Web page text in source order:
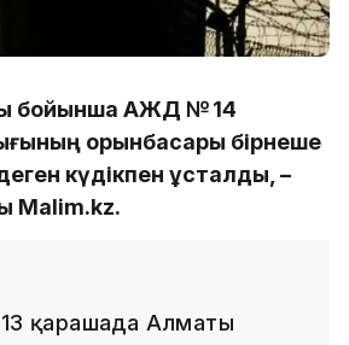
бойынша ҚАЖД № 14
орынбасары бірнеше
күдікпен ұсталды, –
Malim.kz.
қарашада Алматы